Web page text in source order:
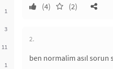
1
3
11
1
(4)
(2)
2.
ben normalim asıl sorun